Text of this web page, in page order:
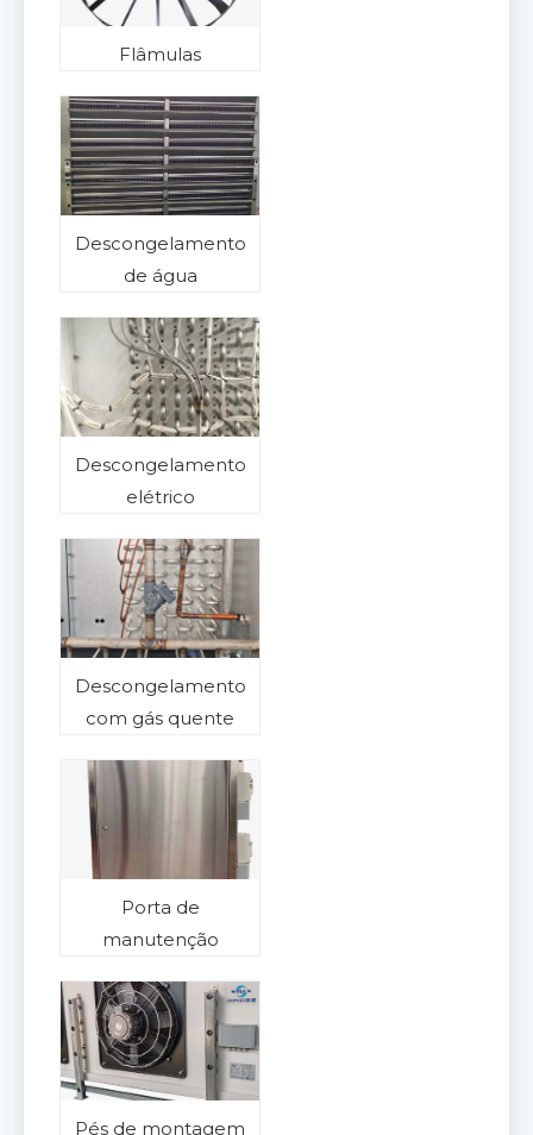
Flâmulas
Descongelamento
de água
Descongelamento
elétrico
Descongelamento
com gás quente
Porta de
manutenção
Pés de montagem